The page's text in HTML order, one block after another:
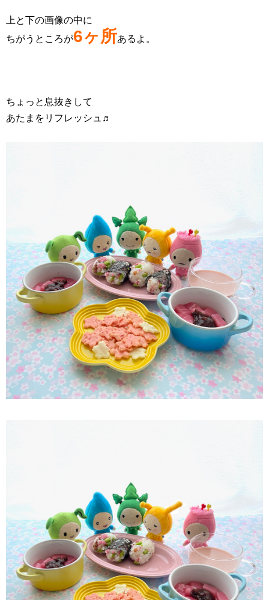
上と下の画像の中に
ちがうところが6ヶ所あるよ。
ちょっと息抜きして
あたまをリフレッシュ♬